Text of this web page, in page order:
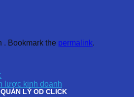
lược kinh doanh
. Bookmark the permalink.
LÝ OD CLICK